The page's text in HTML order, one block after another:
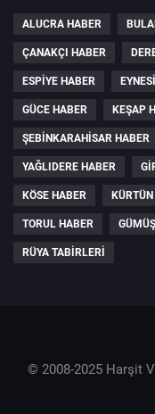
ALUCRA HABER
ÇANAKÇI HABER
ESPIYE HABER
GÜCE HABER KEŞAP
ŞEBINKARAHISAR HABER
YAĞLIDERE HABER
KÖSE HABER
TORUL HABER
RÜYA TABIRLERI
© 2008-2025 Harşit